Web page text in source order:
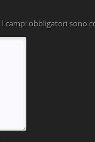
I campi obbligatori sono